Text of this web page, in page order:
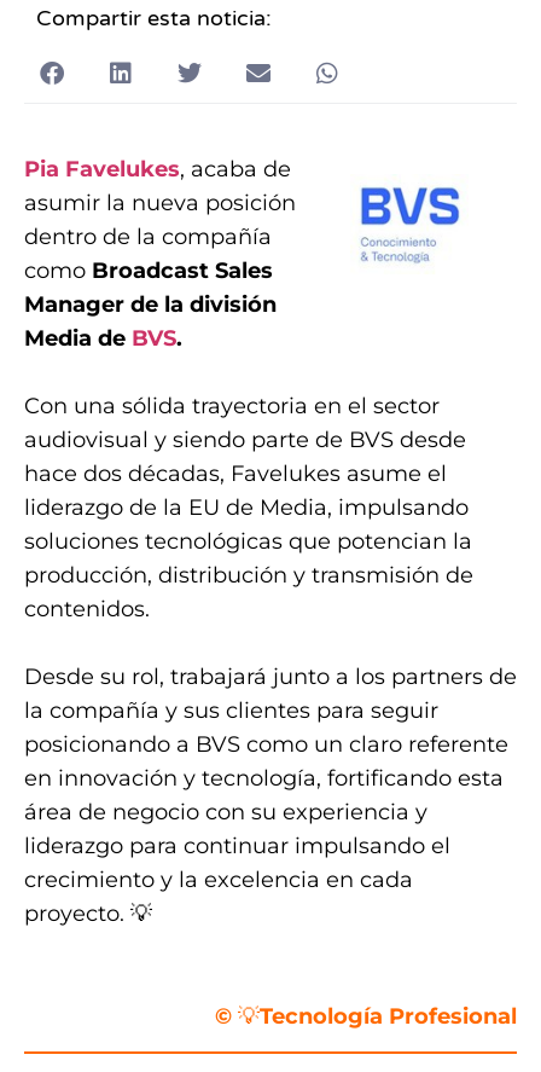
Compartir esta noticia:
Pia Favelukes, acaba de
asumir la nueva posición
dentro de la compañía
como Broadcast Sales
Manager de la división
Media de BVS.
Con una sólida trayectoria en el sector
audiovisual y siendo parte de BVS desde
hace dos décadas, Favelukes asume el
liderazgo de la EU de Media, impulsando
soluciones tecnológicas que potencian la
producción, distribución y transmisión de
contenidos.
Desde su rol, trabajará junto a los partners de
la compañía y sus clientes para seguir
posicionando a BVS como un claro referente
en innovación y tecnología, fortificando esta
área de negocio con su experiencia y
liderazgo para continuar impulsando el
crecimiento y la excelencia en cada
proyecto. 💡
© 💡Tecnología Profesional